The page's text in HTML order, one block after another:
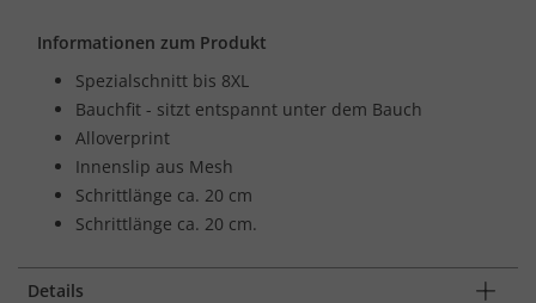
Informationen zum Produkt
Spezialschnitt bis 8XL
Bauchfit - sitzt entspannt unter dem Bauch
Alloverprint
Innenslip aus Mesh
Schrittlänge ca. 20 cm
Schrittlänge ca. 20 cm.
Details